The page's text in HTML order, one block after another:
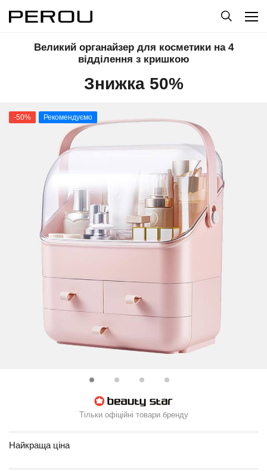
Великий органайзер для косметики на 4
відділення з кришкою
Знижка 50%
-50% Рекомендуємо
Тільки офіційні товари бренду
Найкраща ціна